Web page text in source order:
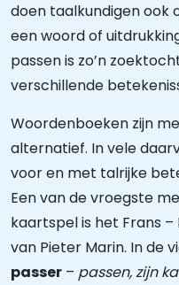
doen taalkundigen ook
een woord of
passen is zo’n
verschillende
Woordenboeken zijn
alternatief. In vele
voor en met talrijke
Een van de vroegste
kaartspel is het Frans
van Pieter Marin. In de
passer – passen, zijn